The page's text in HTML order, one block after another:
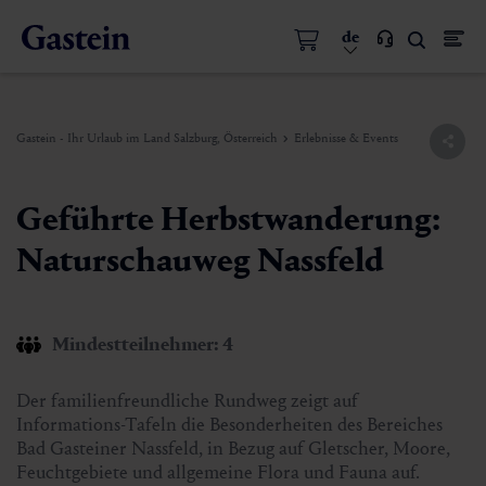
de
Gastein - Ihr Urlaub im Land Salzburg, Österreich Erlebnisse & Events
Geführte Herbstwanderung:
Naturschauweg Nassfeld
Mindestteilnehmer: 4
Der familienfreundliche Rundweg zeigt auf
Informations-Tafeln die Besonderheiten des Bereiches
Bad Gasteiner Nassfeld, in Bezug auf Gletscher, Moore,
Feuchtgebiete und allgemeine Flora und Fauna auf.